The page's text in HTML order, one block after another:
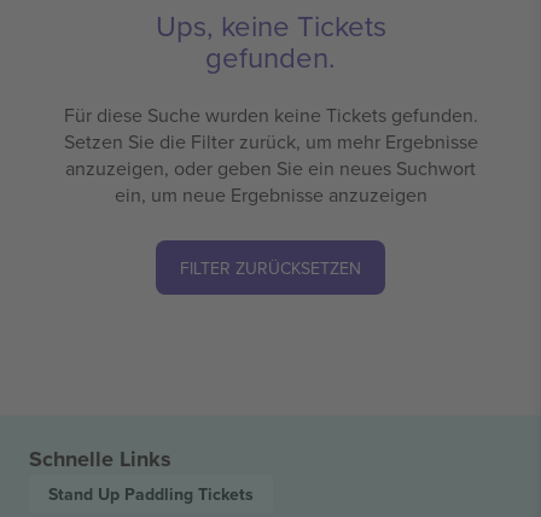
Ups, keine Tickets
gefunden.
Für diese Suche wurden keine Tickets gefunden.
Setzen Sie die Filter zurück, um mehr Ergebnisse
anzuzeigen, oder geben Sie ein neues Suchwort
ein, um neue Ergebnisse anzuzeigen
FILTER ZURÜCKSETZEN
Schnelle Links
Stand Up Paddling Tickets